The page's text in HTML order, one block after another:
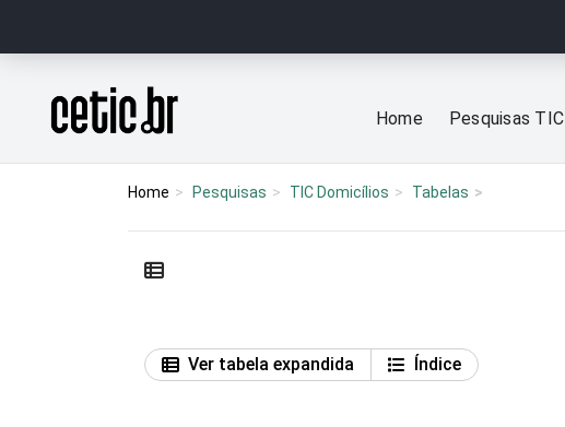
Página inicial
Home Pesquisas TIC
Home Pesquisas TIC Domicílios Tabelas
Ver tabela expandida Índice